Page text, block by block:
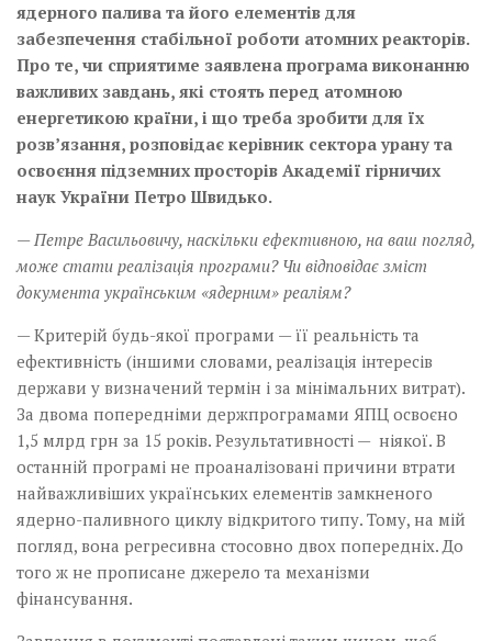
ядерного палива та його елементів для
забезпечення стабільної роботи атомних реакторів.
Про те, чи сприятиме заявлена програма виконанню
важливих завдань, які стоять перед атомною
енергетикою країни, і що треба зробити для їх
розв’язання, розповідає керівник сектора урану та
освоєння підземних просторів Академії гірничих
наук України Петро Швидько.
— Петре Васильовичу, наскільки ефективною, на ваш погляд,
може стати реалізація програми? Чи відповідає зміст
документа українським «ядерним» реаліям?
— Критерій будь-якої програми — її реальність та
ефективність (іншими словами, реалізація інтересів
держави у визначений термін і за мінімальних витрат).
За двома попередніми держпрограмами ЯПЦ освоєно
1,5 млрд грн за 15 років. Результативності — ніякої. В
останній програмі не проаналізовані причини втрати
найважливіших українських елементів замкненого
ядерно-паливного циклу відкритого типу. Тому, на мій
погляд, вона регресивна стосовно двох попередніх. До
того ж не прописане джерело та механізми
фінансування.